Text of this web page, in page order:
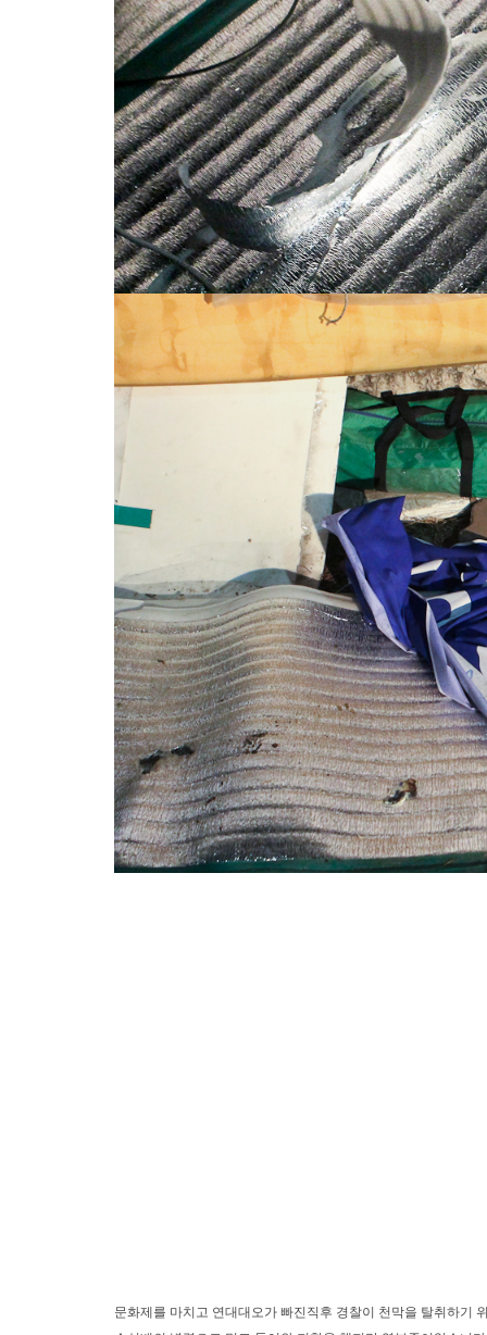
문화제를 마치고 연대대오가 빠진직후 경찰이 천막을 탈취하기